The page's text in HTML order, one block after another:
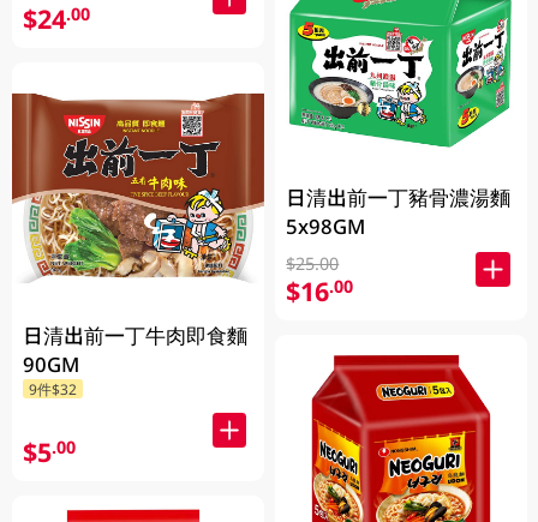
$24.00
日清出前一丁牛肉即食麵
90GM
9件$32
$5.00
日清出前一丁豬骨濃湯麵
5x98GM
$25.00
$16.00